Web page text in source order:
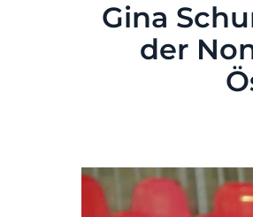
Gina
der